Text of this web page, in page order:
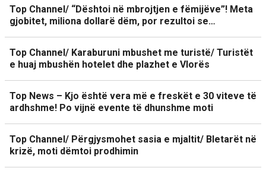
Top Channel/ “Dështoi në mbrojtjen e fëmijëve”! Meta
gjobitet, miliona dollarë dëm, por rezultoi se…
Top Channel/ Karaburuni mbushet me turistë/ Turistët
e huaj mbushën hotelet dhe plazhet e Vlorës
Top News – Kjo është vera më e freskët e 30 viteve të
ardhshme! Po vijnë evente të dhunshme moti
Top Channel/ Përgjysmohet sasia e mjaltit/ Bletarët në
krizë, moti dëmtoi prodhimin